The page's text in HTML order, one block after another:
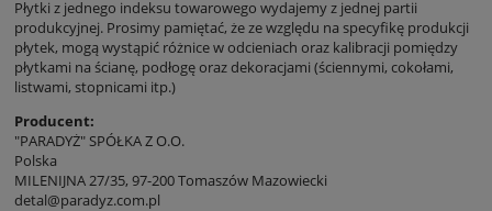
Płytki z jednego indeksu towarowego wydajemy z jednej partii
produkcyjnej. Prosimy pamiętać, że ze względu na specyfikę produkcji
płytek, mogą wystąpić różnice w odcieniach oraz kalibracji pomiędzy
płytkami na ścianę, podłogę oraz dekoracjami (ściennymi, cokołami,
listwami, stopnicami itp.)
Producent:
"PARADYŻ" SPÓŁKA Z O.O.
Polska
MILENIJNA 27/35, 97-200 Tomaszów Mazowiecki
detal@paradyz.com.pl